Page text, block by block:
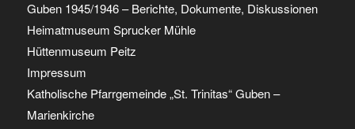
Guben 1945/1946 – Berichte, Dokumente, Diskussionen
Heimatmuseum Sprucker Mühle
Hüttenmuseum Peitz
Impressum
Katholische Pfarrgemeinde „St. Trinitas“ Guben –
Marienkirche